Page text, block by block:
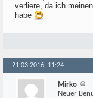
verliere, da ich
habe
21.03.2016, 11:24
Mirko
Neuer